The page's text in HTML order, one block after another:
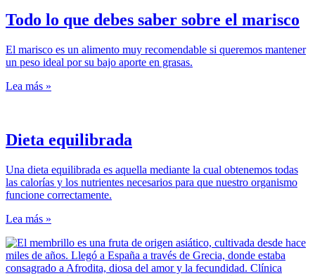
Todo lo que debes saber sobre el marisco
El marisco es un alimento muy recomendable si queremos mantener
un peso ideal por su bajo aporte en grasas.
Lea más »
Dieta equilibrada
Una dieta equilibrada es aquella mediante la cual obtenemos todas
las calorías y los nutrientes necesarios para que nuestro organismo
funcione correctamente.
Lea más »